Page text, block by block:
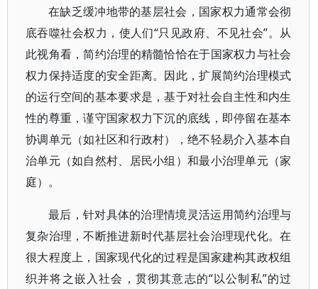
在缺乏缓冲地带的基层社会，国家权力通常会彻
底吞噬社会权力，使人们“只见政府、不见社会”。从
此视角看，简约治理的精髓恰恰在于国家权力与社会
权力保持适度的安全距离。因此，扩展简约治理模式
的运行空间的基本要求是，基于对社会自主性和内生
性的尊重，谨守国家权力下沉的底线，即停留在基本
协调单元（如社区和行政村），绝不轻易介入基本自
治单元（如自然村、居民小组）和最小治理单元（家
庭）。
最后，针对具体的治理情境灵活运用简约治理与
复杂治理，不断推进新时代基层社会治理现代化。在
很大程度上，国家现代化的过程是国家建构其政权组
织并将之嵌入社会，贯彻其意志的“以公制私”的过